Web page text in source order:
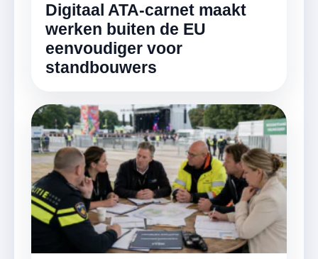
Digitaal ATA-carnet maakt
werken buiten de EU
eenvoudiger voor
standbouwers